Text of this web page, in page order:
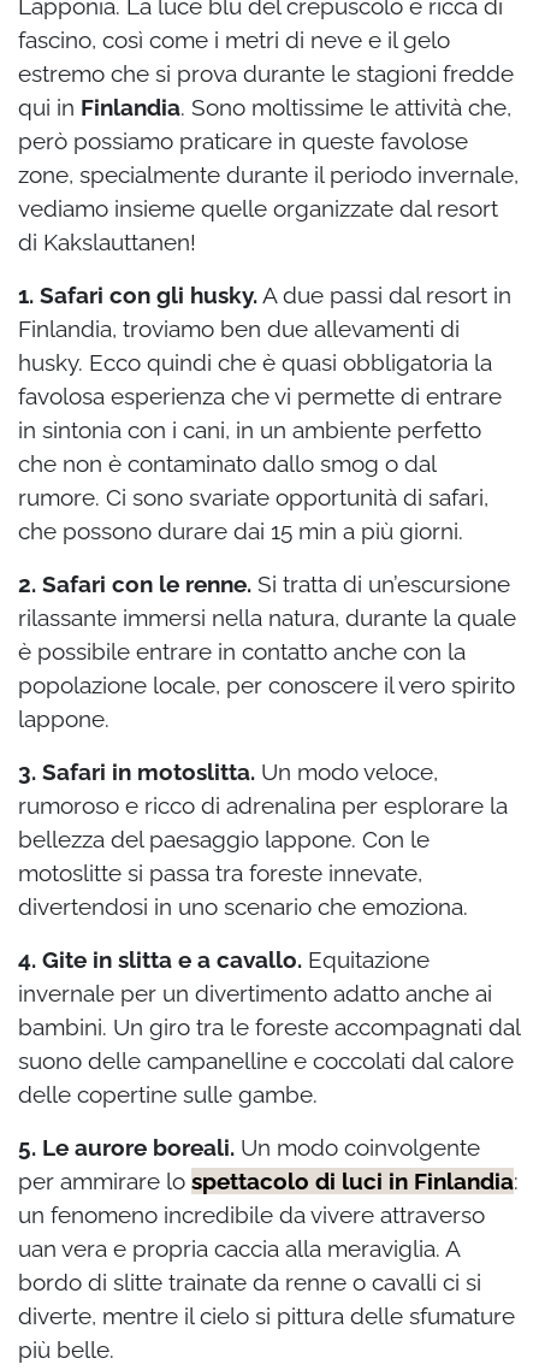
Lapponia. La luce blu del crepuscolo è ricca di
fascino, così come i metri di neve e il gelo
estremo che si prova durante le stagioni fredde
qui in Finlandia. Sono moltissime le attività che,
però possiamo praticare in queste favolose
zone, specialmente durante il periodo invernale,
vediamo insieme quelle organizzate dal resort
di Kakslauttanen!
1. Safari con gli husky.A due passi dal resort in
Finlandia, troviamo ben due allevamenti di
husky. Ecco quindi che è quasi obbligatoria la
favolosa esperienza che vi permette di entrare
in sintonia con i cani, in un ambiente perfetto
che non è contaminato dallo smog o dal
rumore. Ci sono svariate opportunità di safari,
che possono durare dai 15 min a più giorni.
2. Safari con le renne. Si tratta di un’escursione
rilassante immersi nella natura, durante la quale
è possibile entrare in contatto anche con la
popolazione locale, per conoscere il vero spirito
lappone.
3. Safari in motoslitta. Un modo veloce,
rumoroso e ricco di adrenalina per esplorare la
bellezza del paesaggio lappone. Con le
motoslitte si passa tra foreste innevate,
divertendosi in uno scenario che emoziona.
4. Gite in slitta e a cavallo. Equitazione
invernale per un divertimento adatto anche ai
bambini. Un giro tra le foreste accompagnati dal
suono delle campanelline e coccolati dal calore
delle copertine sulle gambe.
5. Le aurore boreali. Un modo coinvolgente
per ammirare lo spettacolo di luci in Finlandia:
un fenomeno incredibile da vivere attraverso
uan vera e propria caccia alla meraviglia. A
bordo di slitte trainate da renne o cavalli ci si
diverte, mentre il cielo si pittura delle sfumature
più belle.